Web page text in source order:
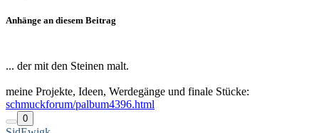
Anhänge an diesem Beitrag
... der mit den Steinen malt.
meine Projekte, Ideen, Werdegänge und finale Stücke:
schmuckforum/palbum4396.html
0